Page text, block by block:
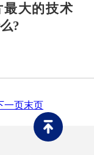
最大的技术
?
一页末页